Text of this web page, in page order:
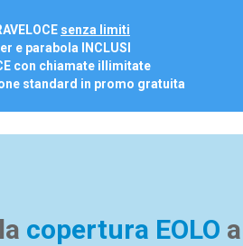
senza limiti
e parabola INCLUSI
con chiamate illimitate
standard in promo gratuita
copertura EOLO a